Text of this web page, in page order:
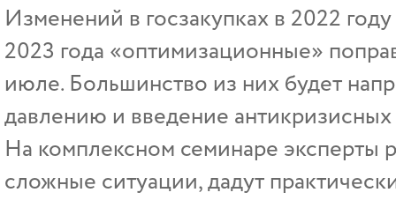
Изменений в госзакупках в 2022
2023 года «оптимизационные»
июле. Большинство из них будет
давлению и введение
На комплексном семинаре эксперты
сложные ситуации, дадут